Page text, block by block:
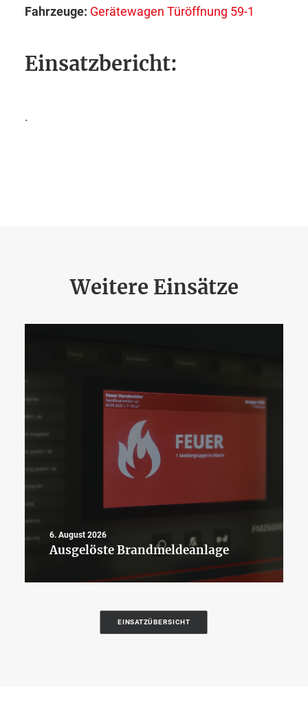
Fahrzeuge: Gerätewagen Türöffnung 59-1
Einsatzbericht:
.
Weitere Einsätze
6. August 2026
Ausgelöste Brandmeldeanlage
EINSATZÜBERSICHT